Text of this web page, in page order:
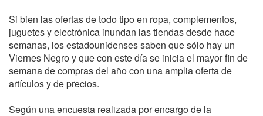
Si bien las ofertas de todo tipo en ropa, complementos,
juguetes y electrónica inundan las tiendas desde hace
semanas, los estadounidenses saben que sólo hay un
Viernes Negro y que con este día se inicia el mayor fin de
semana de compras del año con una amplia oferta de
artículos y de precios.
Según una encuesta realizada por encargo de la